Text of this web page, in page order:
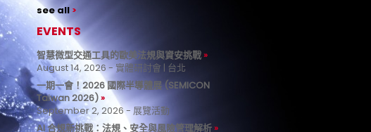
see all
EVENTS
智慧微型交通工具的歐美法規與資安挑戰
August 14, 2026 - 實體研討會 | 台北
一期一會！2026 國際半導體展 (SEMICON
Taiwan 2026)
September 2, 2026 - 展覽活動
AI 合規新挑戰：法規、安全與風險管理解析